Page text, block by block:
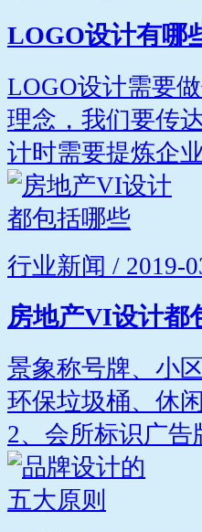
LOGO设计有哪
LOGO设计需要
理念，我们要传
计时需要提炼企
行业新闻 / 2019-
房地产VI设计都
景象称号牌、小
环保垃圾桶、休
2、会所标识广告